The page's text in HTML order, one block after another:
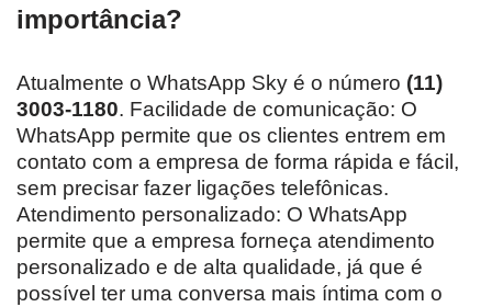
importância?
Atualmente o WhatsApp Sky é o número (11)
3003-1180. Facilidade de comunicação: O
WhatsApp permite que os clientes entrem em
contato com a empresa de forma rápida e fácil,
sem precisar fazer ligações telefônicas.
Atendimento personalizado: O WhatsApp
permite que a empresa forneça atendimento
personalizado e de alta qualidade, já que é
possível ter uma conversa mais íntima com o